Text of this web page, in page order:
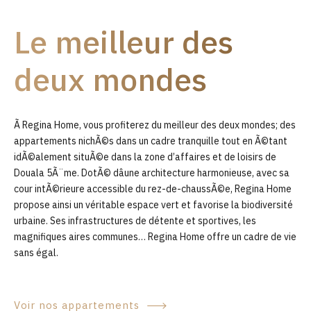
0
Le meilleur des
deux mondes
Ã Regina Home, vous profiterez du meilleur des deux mondes; des
appartements nichÃ©s dans un cadre tranquille tout en Ã©tant
idÃ©alement situÃ©e dans la zone d’affaires et de loisirs de
Douala 5Ã¨me. DotÃ© dâune architecture harmonieuse, avec sa
cour intÃ©rieure accessible du rez-de-chaussÃ©e, Regina Home
propose ainsi un véritable espace vert et favorise la biodiversité
urbaine. Ses infrastructures de détente et sportives, les
magnifiques aires communes… Regina Home offre un cadre de vie
sans égal.
Voir nos appartements